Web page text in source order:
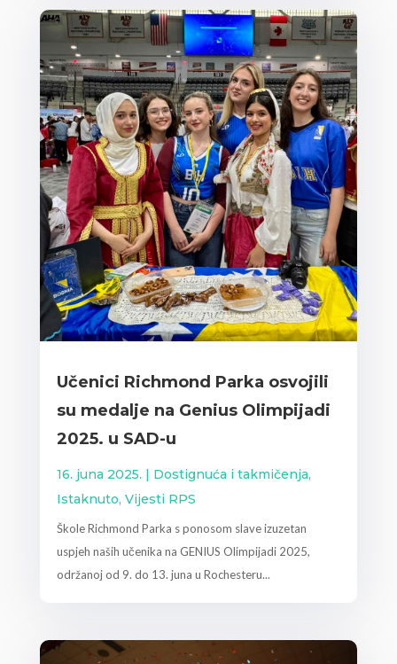
Učenici Richmond Parka osvojili
su medalje na Genius Olimpijadi
2025. u SAD-u
16. juna 2025. Dostignuća i takmičenja,
Istaknuto, Vijesti RPS
Škole Richmond Parka s ponosom slave izuzetan
uspjeh naših učenika na GENIUS Olimpijadi 2025,
održanoj od 9. do 13. juna u Rochesteru...